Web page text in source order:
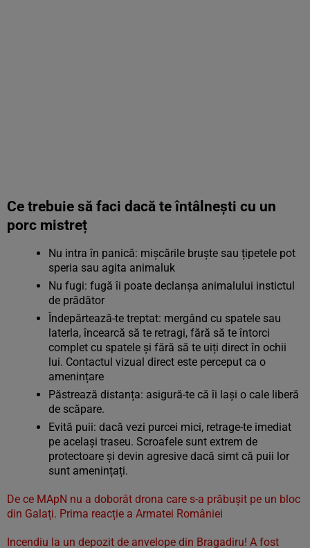
Ce trebuie să faci dacă te întâlnești cu un
porc mistreț
Nu intra în panică: mișcările bruște sau țipetele pot
speria sau agita animaluk
Nu fugi: fugă îi poate declanșa animalului instictul
de prădător
Îndepărtează-te treptat: mergând cu spatele sau
laterla, încearcă să te retragi, fără să te întorci
complet cu spatele și fără să te uiți direct în ochii
lui. Contactul vizual direct este perceput ca o
amenințare
Păstrează distanța: asigură-te că îi lași o cale liberă
de scăpare.
Evită puii: dacă vezi purcei mici, retrage-te imediat
pe același traseu. Scroafele sunt extrem de
protectoare și devin agresive dacă simt că puii lor
sunt amenințați.
De ce MApN nu a doborât drona care s-a prăbușit pe un bloc
din Galați. Prima reacție a Armatei României
Incendiu la un depozit de anvelope din Bragadiru! A fost